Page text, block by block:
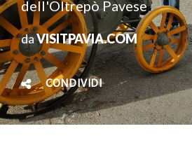
dell'Oltrepò Pavese
daVISITPAVIA.COM
CONDIVIDI